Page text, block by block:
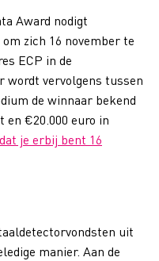
Award nodigt
zich 16 november te
ECP in de
wordt vervolgens tussen
de winnaar bekend
€20.000 euro in
je erbij bent 16
uit
manier. Aan de